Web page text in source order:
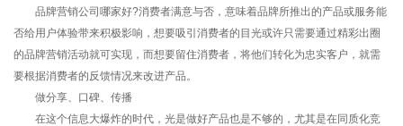
品牌营销公司哪家好?消费者满意与否，意味着品牌所推出的产品或服务能
否给用户体验带来积极影响，想要吸引消费者的目光或许只需要通过精彩出圈
的品牌营销活动就可实现，而想要留住消费者，将他们转化为忠实客户，就需
要根据消费者的反馈情况来改进产品。
做分享、口碑、传播
在这个信息大爆炸的时代，光是做好产品也是不够的，尤其是在同质化竞